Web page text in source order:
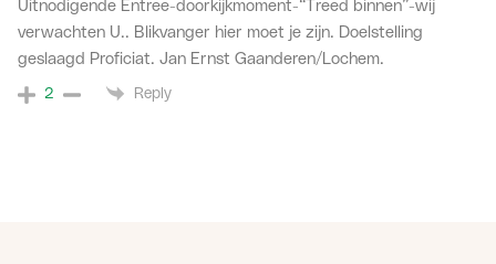
Uitnodigende Entree-doorkijkmoment-“Treed binnen”-wij
verwachten U.. Blikvanger hier moet je zijn. Doelstelling
geslaagd Proficiat. Jan Ernst Gaanderen/Lochem.
2 Reply